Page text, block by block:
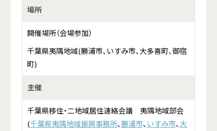
場所
開催場所（会場参加）
千葉県夷隅地域(勝浦市、いすみ市、大多喜町、御宿
町)
主催
千葉県移住・二地域居住連絡会議 夷隅地域部会
(千葉県夷隅地域振興事務所、勝浦市、 いすみ市、大